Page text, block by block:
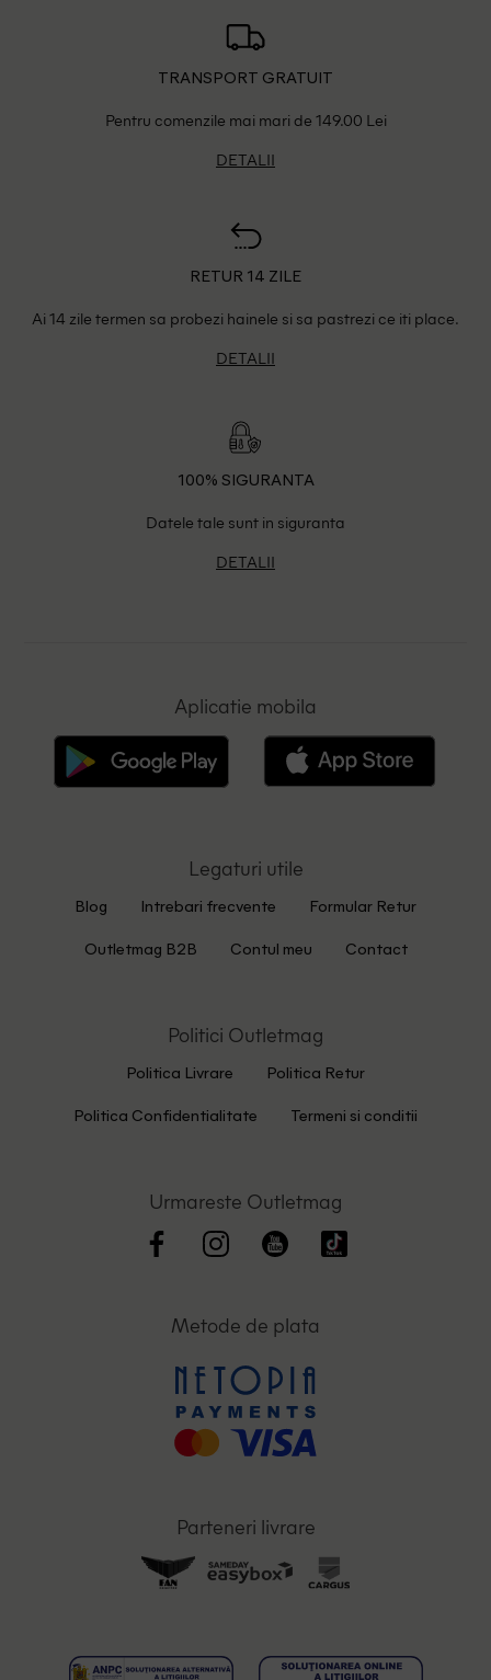
TRANSPORT GRATUIT
Pentru comenzile mai mari de 149.00 Lei
DETALII
RETUR 14 ZILE
Ai 14 zile termen sa probezi hainele si sa pastrezi ce iti place.
DETALII
100% SIGURANTA
Datele tale sunt in siguranta
DETALII
Aplicatie mobila
Legaturi utile
Blog Intrebari frecvente Formular Retur
Outletmag B2B Contul meu Contact
Politici Outletmag
Politica Livrare Politica Retur
Politica Confidentialitate Termeni si conditii
Urmareste Outletmag
Metode de plata
Parteneri livrare